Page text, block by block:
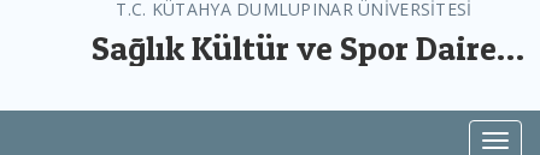
T.C. KÜTAHYA DUMLUPINAR ÜNİVERSİTESİ
Sağlık Kültür ve Spor Daire